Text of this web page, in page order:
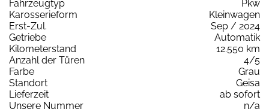
Fahrzeugtyp
Pkw
Karosserieform
Kleinwagen
Erst-Zul.
Sep / 2024
Getriebe
Automatik
Kilometerstand
12.550 km
Anzahl der Türen
4/5
Farbe
Grau
Standort
Geisa
Lieferzeit
ab sofort
Unsere Nummer
n/a